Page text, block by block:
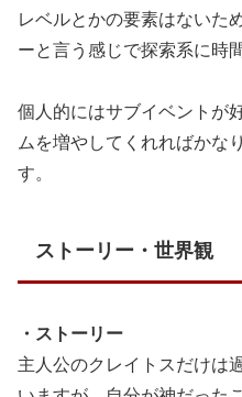
レベルとかの要素はないた
ーと言う感じで探索系に時
個人的にはサブイベントが
ムを増やしてくれればかな
す。
ストーリー・世界観
・ストーリー
主人公のクレイトスだけは